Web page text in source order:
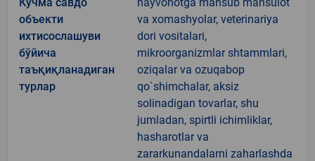
объекти
ихтисослашуви
бўйича
таъқиқланадиган
турлар
va xomashyolar, veterinariya
dori vositalari,
mikroorganizmlar shtammlari,
oziqalar va ozuqabop
qo`shimchalar, aksiz
solinadigan tovarlar, shu
jumladan, spirtli ichimliklar,
hasharotlar va
zararkunandalarni zaharlashda